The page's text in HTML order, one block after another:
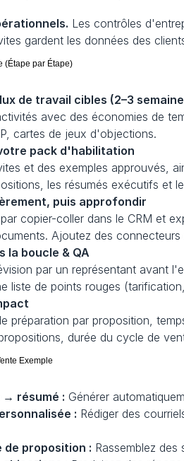
Les contrôles
gardent les données des
(Étape par Étape)
de travail cibles (2–3
avec des économies de
cartes de jeux d'objections.
pack d'habilitation
et des exemples approuvés,
les résumés exécutifs et
puis approfondir
copier-coller dans le CRM et
Ajoutez des
la boucle & QA
par un représentant avant
liste de points rouges
préparation par proposition,
durée du cycle de
Exemple
résumé : Générer
: Rédiger des
de proposition : Rassemblez